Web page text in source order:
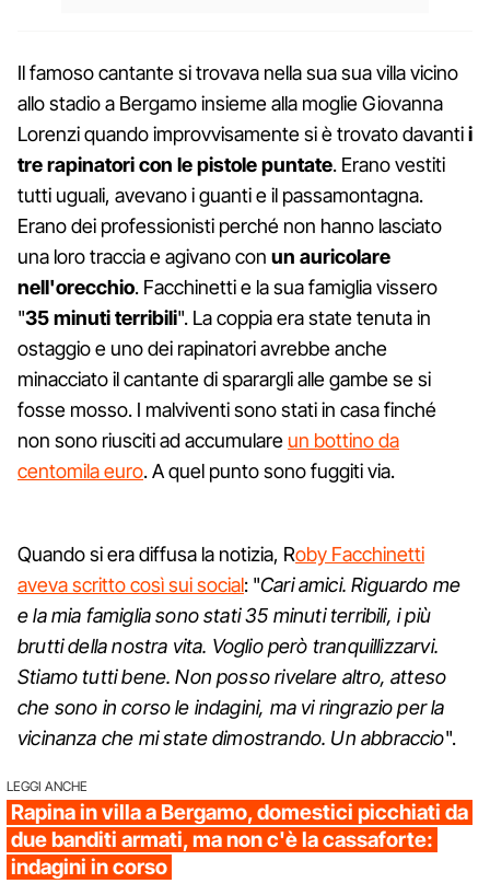
Il famoso cantante si trovava nella sua sua villa vicino
allo stadio a Bergamo insieme alla moglie Giovanna
Lorenzi quando improvvisamente si è trovato davantii
tre rapinatori con le pistole puntate. Erano vestiti
tutti uguali, avevano i guanti e il passamontagna.
Erano dei professionisti perché non hanno lasciato
una loro traccia e agivano con un auricolare
nell'orecchio. Facchinetti e la sua famiglia vissero
"35 minuti terribili". La coppia era state tenuta in
ostaggio e uno dei rapinatori avrebbe anche
minacciato il cantante di sparargli alle gambe se si
fosse mosso. I malviventi sono stati in casa finché
non sono riusciti ad accumulare un bottino da
centomila euro. A quel punto sono fuggiti via.
Quando si era diffusa la notizia, Roby Facchinetti
aveva scritto così sui social: "Cari amici. Riguardo me
e la mia famiglia sono stati 35 minuti terribili, i più
brutti della nostra vita. Voglio però tranquillizzarvi.
Stiamo tutti bene. Non posso rivelare altro, atteso
che sono in corso le indagini, ma vi ringrazio per la
vicinanza che mi state dimostrando. Un abbraccio".
LEGGI ANCHE
Rapina in villa a Bergamo, domestici picchiati da
due banditi armati, ma non c'è la cassaforte:
indagini in corso